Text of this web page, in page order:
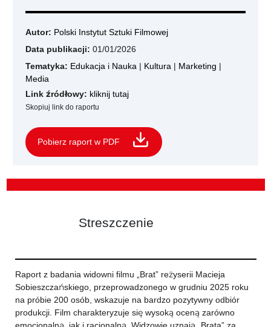
Autor: Polski Instytut Sztuki Filmowej
Data publikacji: 01/01/2026
Tematyka: Edukacja i Nauka | Kultura | Marketing |
Media
Link źródłowy: kliknij tutaj
Skopiuj link do raportu
Pobierz raport w PDF
Streszczenie
Raport z badania widowni filmu „Brat” reżyserii Macieja
Sobieszczańskiego, przeprowadzonego w grudniu 2025 roku
na próbie 200 osób, wskazuje na bardzo pozytywny odbiór
produkcji. Film charakteryzuje się wysoką oceną zarówno